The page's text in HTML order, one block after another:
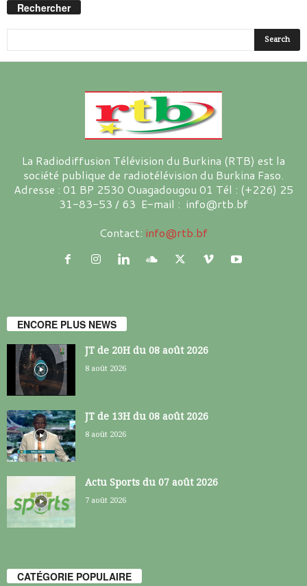
Rechercher
La Radiodiffusion Télévision du Burkina (RTB) est la
société publique de radiotélévision du Burkina Faso.
Adresse : 01 BP 2530 Ouagadougou 01 Tél : (+226) 25
31-83-53 / 63 E-mail : info@rtb.bf
Contact: info@rtb.bf
ENCORE PLUS NEWS
JT de 20H du 08 août 2026
8 août 2026
JT de 13H du 08 août 2026
8 août 2026
Actu Sports du 07 août 2026
7 août 2026
CATÉGORIE POPULAIRE